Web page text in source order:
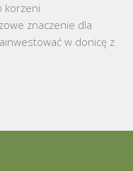
korzeni
znaczenie dla
w donicę z